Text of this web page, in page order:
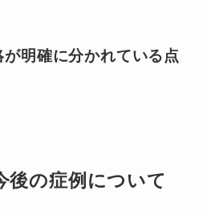
明確に分かれている点
後の症例について